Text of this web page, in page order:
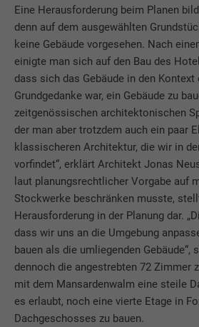
Eine Herausforderung beim Planen
denn auf dem ausgewählten
keine Gebäude vorgesehen. Nach
einigte man sich auf den Bau des
dass sich das Gebäude in den Kontext
Grundgedanke war, ein Gebäude zu
zeitgenössischen architektonischen
der man aber trotzdem auch ein paar
klassischeren Architektur, die wir in
vorfindet“, erklärt Architekt Jonas
laut planungsrechtlicher Vorgabe auf
Stockwerke beschränken musste,
Herausforderung in der Planung dar.
dass wir uns an die Umgebung
bauen als die umliegenden Gebäude“,
dennoch die angestrebten 72 Zimmer
mit dem Mansardenwalm eine steile
es erlaubt, noch eine vierte Etage in
Dachgeschosses zu bauen.